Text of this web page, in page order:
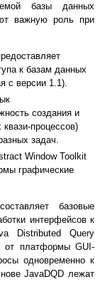
базы данных
важную роль при
к базам данных
с версии 1.1).
создания и
процессов)
задач.
Window Toolkit
графические
базовые
интерфейсов к
Distributed Query
от платформы GUI-
одновременно к
JavaDQD лежат